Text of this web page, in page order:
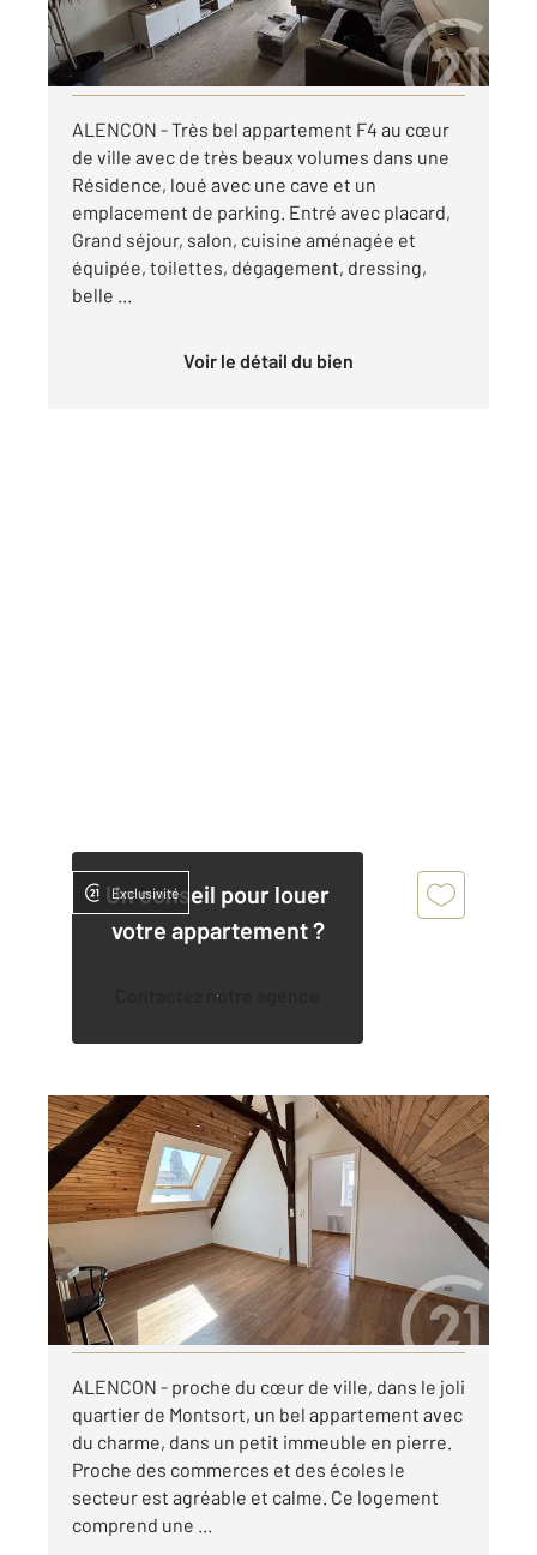
par mois charges comprises
Visiter le site dédié
ALENCON - Très bel appartement F4 au cœur
de ville avec de très beaux volumes dans une
Résidence, loué avec une cave et un
emplacement de parking. Entré avec placard,
Grand séjour, salon, cuisine aménagée et
équipée, toilettes, dégagement, dressing,
belle ...
Voir le détail du bien
Un conseil pour louer
votre appartement ?
Contactez notre agence
Exclusivité
ALENCON 61
30,35 m2, 2 pièces
Ref : 3751
Appartement F2 à louer
385 €
par mois charges comprises
Visiter le site dédié
ALENCON - proche du cœur de ville, dans le joli
quartier de Montsort, un bel appartement avec
du charme, dans un petit immeuble en pierre.
Proche des commerces et des écoles le
secteur est agréable et calme. Ce logement
comprend une ...